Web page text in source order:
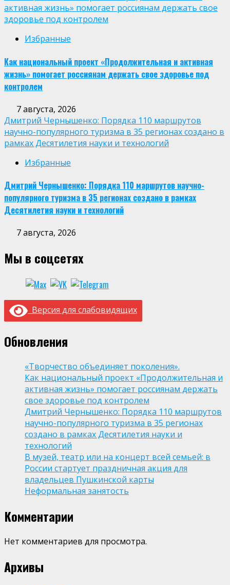
активная жизнь» помогает россиянам держать свое
здоровье под контролем
Избранные
Как национальный проект «Продолжительная и активная
жизнь» помогает россиянам держать свое здоровье под
контролем
7 августа, 2026
Дмитрий Чернышенко: Порядка 110 маршрутов
научно-популярного туризма в 35 регионах создано в
рамках Десятилетия науки и технологий
Избранные
Дмитрий Чернышенко: Порядка 110 маршрутов научно-
популярного туризма в 35 регионах создано в рамках
Десятилетия науки и технологий
7 августа, 2026
Мы в соцсетях
Версия для слабовидящих
Обновления
«Творчество объединяет поколения».
Как национальный проект «Продолжительная и
активная жизнь» помогает россиянам держать
свое здоровье под контролем
Дмитрий Чернышенко: Порядка 110 маршрутов
научно-популярного туризма в 35 регионах
создано в рамках Десятилетия науки и
технологий
В музей, театр или на концерт всей семьей: в
России стартует праздничная акция для
владельцев Пушкинской карты
Неформальная занятость
Комментарии
Нет комментариев для просмотра.
Архивы